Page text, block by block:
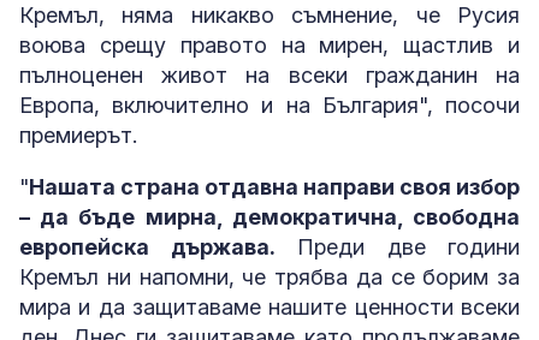
Кремъл, няма никакво съмнение, че Русия
воюва срещу правото на мирен, щастлив и
пълноценен живот на всеки гражданин на
Европа, включително и на България", посочи
премиерът.
"Нашата страна отдавна направи своя избор
– да бъде мирна, демократична, свободна
европейска държава. Преди две години
Кремъл ни напомни, че трябва да се борим за
мира и да защитаваме нашите ценности всеки